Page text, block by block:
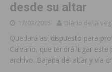
desde su altar
17/03/2015 Diario de la
Quedará así dispuesto para
Calvario, que tendrá lugar
archivo. Bajada del altar y vía